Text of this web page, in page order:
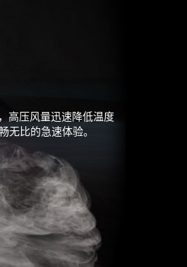
高压风量迅速降低温度
无比的急速体验。